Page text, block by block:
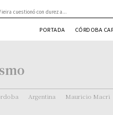
cuestionó con dureza...
PORTADA CÓRDOBA
Argentina Mauricio Macri